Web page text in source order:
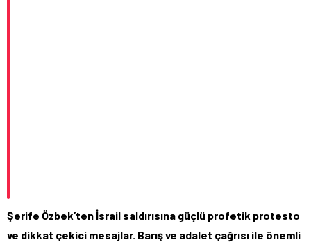
Şerife Özbek’ten İsrail saldırısına güçlü profetik protesto
ve dikkat çekici mesajlar. Barış ve adalet çağrısı ile önemli